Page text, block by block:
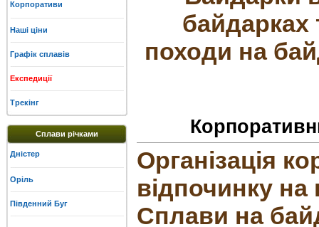
Корпоративи
Наші ціни
Графік сплавів
Експедиції
Трекінг
Сплави річками
Дністер
Оріль
Південний Буг
байдарках
походи на
Організація
відпочинку на
Сплави на